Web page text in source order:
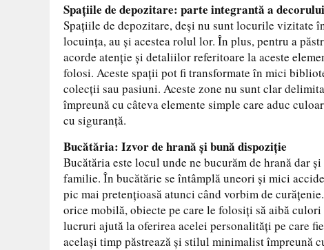
Spațiile de depozitare: parte integrantă a
Spațiile de depozitare, deși nu sunt locurile vizitate
locuința, au și acestea rolul lor. În plus, pentru a
acorde atenție și detaliilor referitoare la aceste
folosi. Aceste spații pot fi transformate în mici
colecții sau pasiuni. Aceste zone nu sunt clar
împreună cu câteva elemente simple care aduc
cu siguranță.
Bucătăria: Izvor de hrană și bună dispoziție
Bucătăria este locul unde ne bucurăm de hrană dar
familie. În bucătărie se întâmplă uneori și mici
pic mai pretențioasă atunci când vorbim de
orice mobilă, obiecte pe care le folosiți să aibă
lucruri ajută la oferirea acelei personalități pe care
același timp păstrează și stilul minimalist împreună